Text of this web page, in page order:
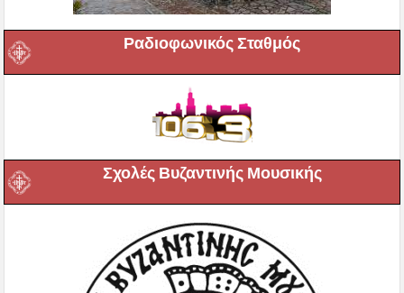
Ραδιοφωνικός Σταθμός
Σχολές Βυζαντινής Μουσικής